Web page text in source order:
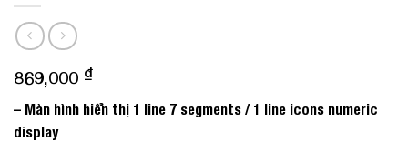
869,000 ₫
– Màn hình hiển thị 1 line 7 segments / 1 line icons numeric
display